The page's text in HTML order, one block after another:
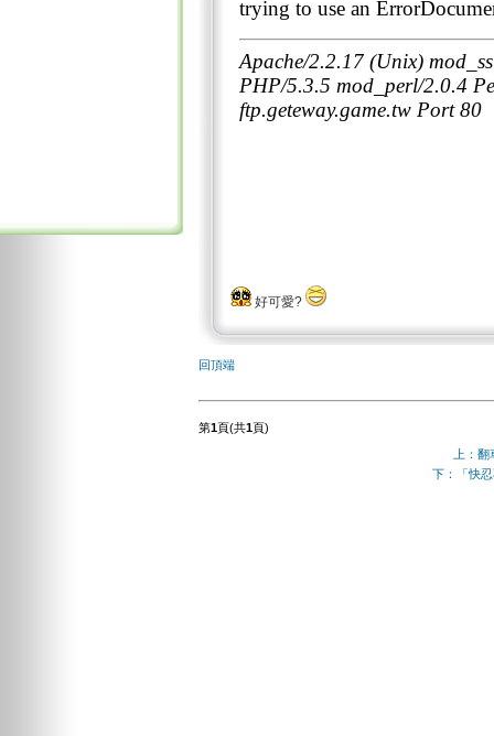
好可愛?
回頂端
第1頁(共1頁)
上：
下：「快